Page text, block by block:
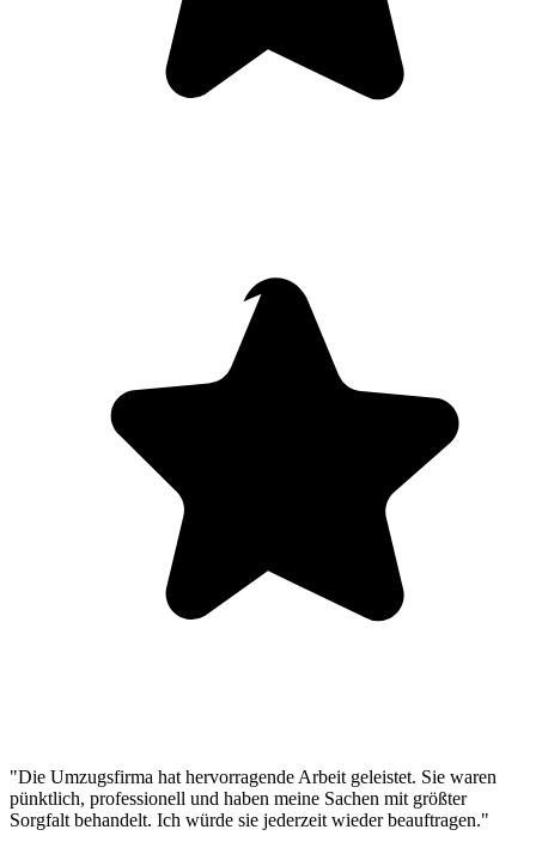
"Die Umzugsfirma hat hervorragende Arbeit geleistet. Sie waren
pünktlich, professionell und haben meine Sachen mit größter
Sorgfalt behandelt. Ich würde sie jederzeit wieder beauftragen."